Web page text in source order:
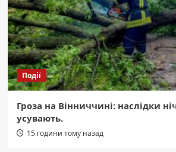
Події
Гроза на Вінниччині: наслідки
усувають.
15 години тому назад